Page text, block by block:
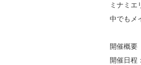
ミナミエ
中でもメ
開催概要
開催日程